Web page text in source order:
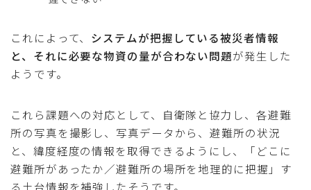
これによって、 システムが把握している被災者情報
と、それに必要な物資の量が合わない問題が発生した
ようです。
これら課題への対応として、自衛隊と協力し、各避難
所の写真を撮影し、写真データから、避難所の状況
と、緯度経度の情報を取得できるようにし、「どこに
避難所があったか／避難所の場所を地理的に把握」す
る土台情報を補強したそうです。